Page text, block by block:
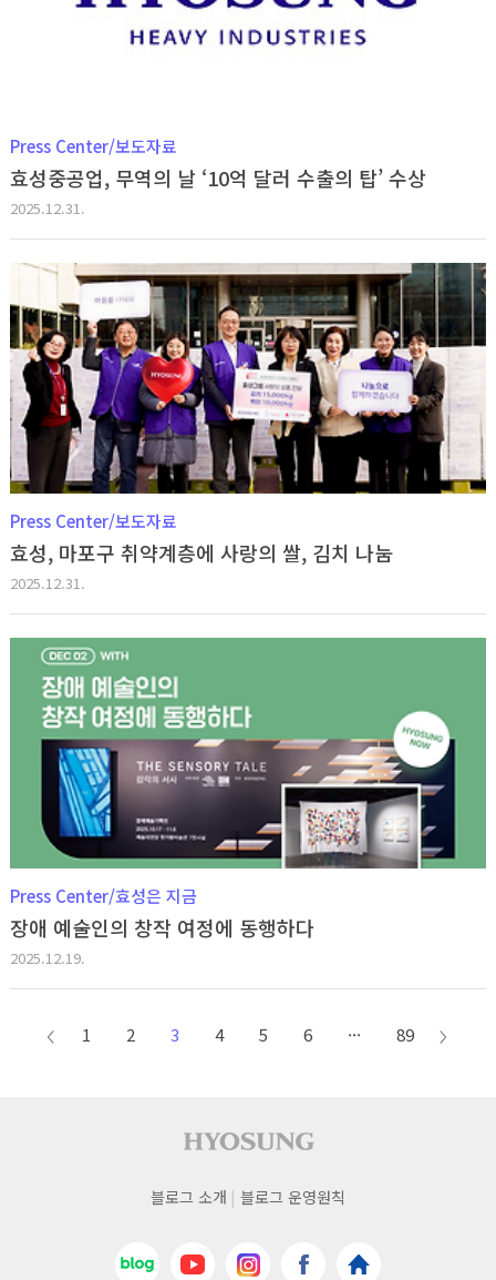
Press Center/보도자료
효성중공업, 무역의 날 ‘10억 달러 수출의 탑’ 수상
2025.12.31.
Press Center/보도자료
효성, 마포구 취약계층에 사랑의 쌀, 김치 나눔
2025.12.31.
Press Center/효성은 지금
장애 예술인의 창작 여정에 동행하다
2025.12.19.
이전
1 2 3 4 5 6 ··· 89
다음
사이트 푸터
푸터
블로그 소개 블로그 운영원칙
네이버블로그
유튜브
인스타그램페이스북 효성